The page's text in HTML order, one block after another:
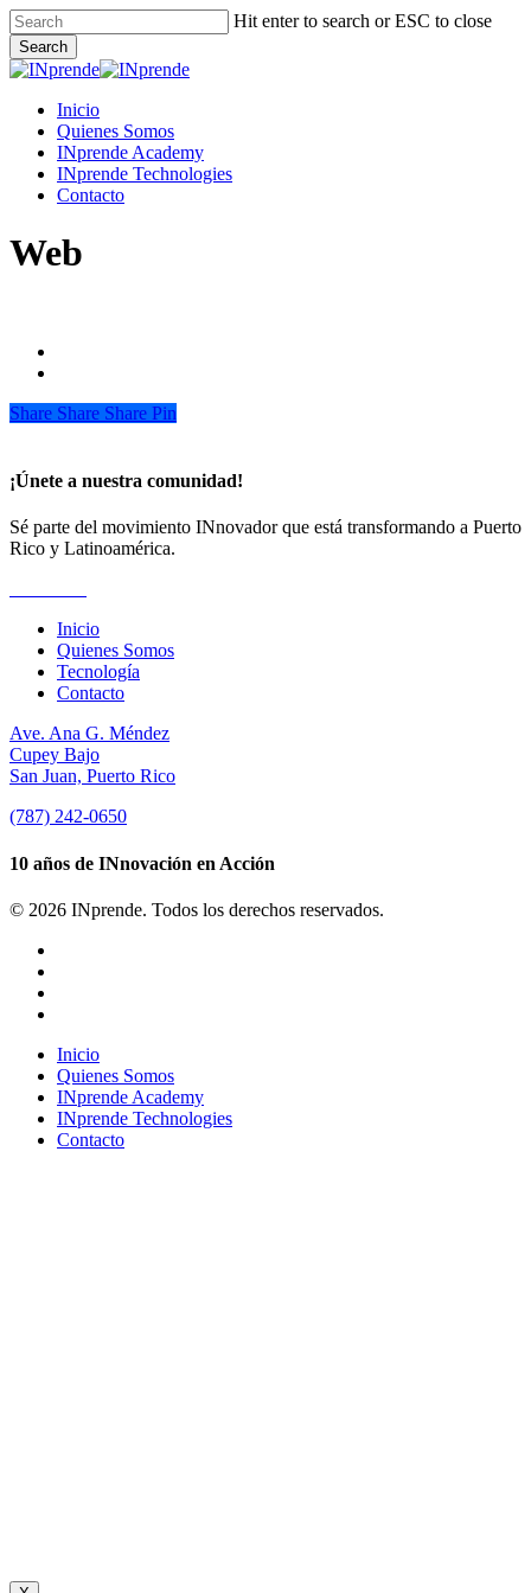
Skip
to
main
content
Hit enter to search or ESC to close
Search
Close
Menu
Inicio
Quienes Somos
INprende Academy
INprende Technologies
Contacto
Web
Share
Share Share Share Pin
¡Únete a nuestra comunidad!
Sé parte del movimiento INnovador que está transformando a Puerto
Rico y Latinoamérica.
Inicio
Quienes Somos
Tecnología
Contacto
Ave. Ana G. Méndez
Cupey Bajo
San Juan, Puerto Rico
(787) 242-0650
10 años de INnovación en Acción
© 2026 INprende. Todos los derechos reservados.
Close
Menu
Inicio
Quienes Somos
INprende Academy
INprende Technologies
Contacto